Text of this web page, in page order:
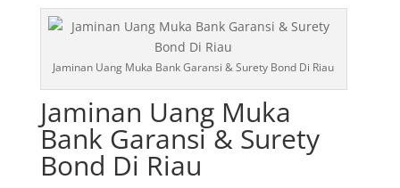
Jaminan Uang Muka Bank Garansi & Surety Bond Di Riau
Jaminan Uang Muka
Bank Garansi & Surety
Bond Di Riau